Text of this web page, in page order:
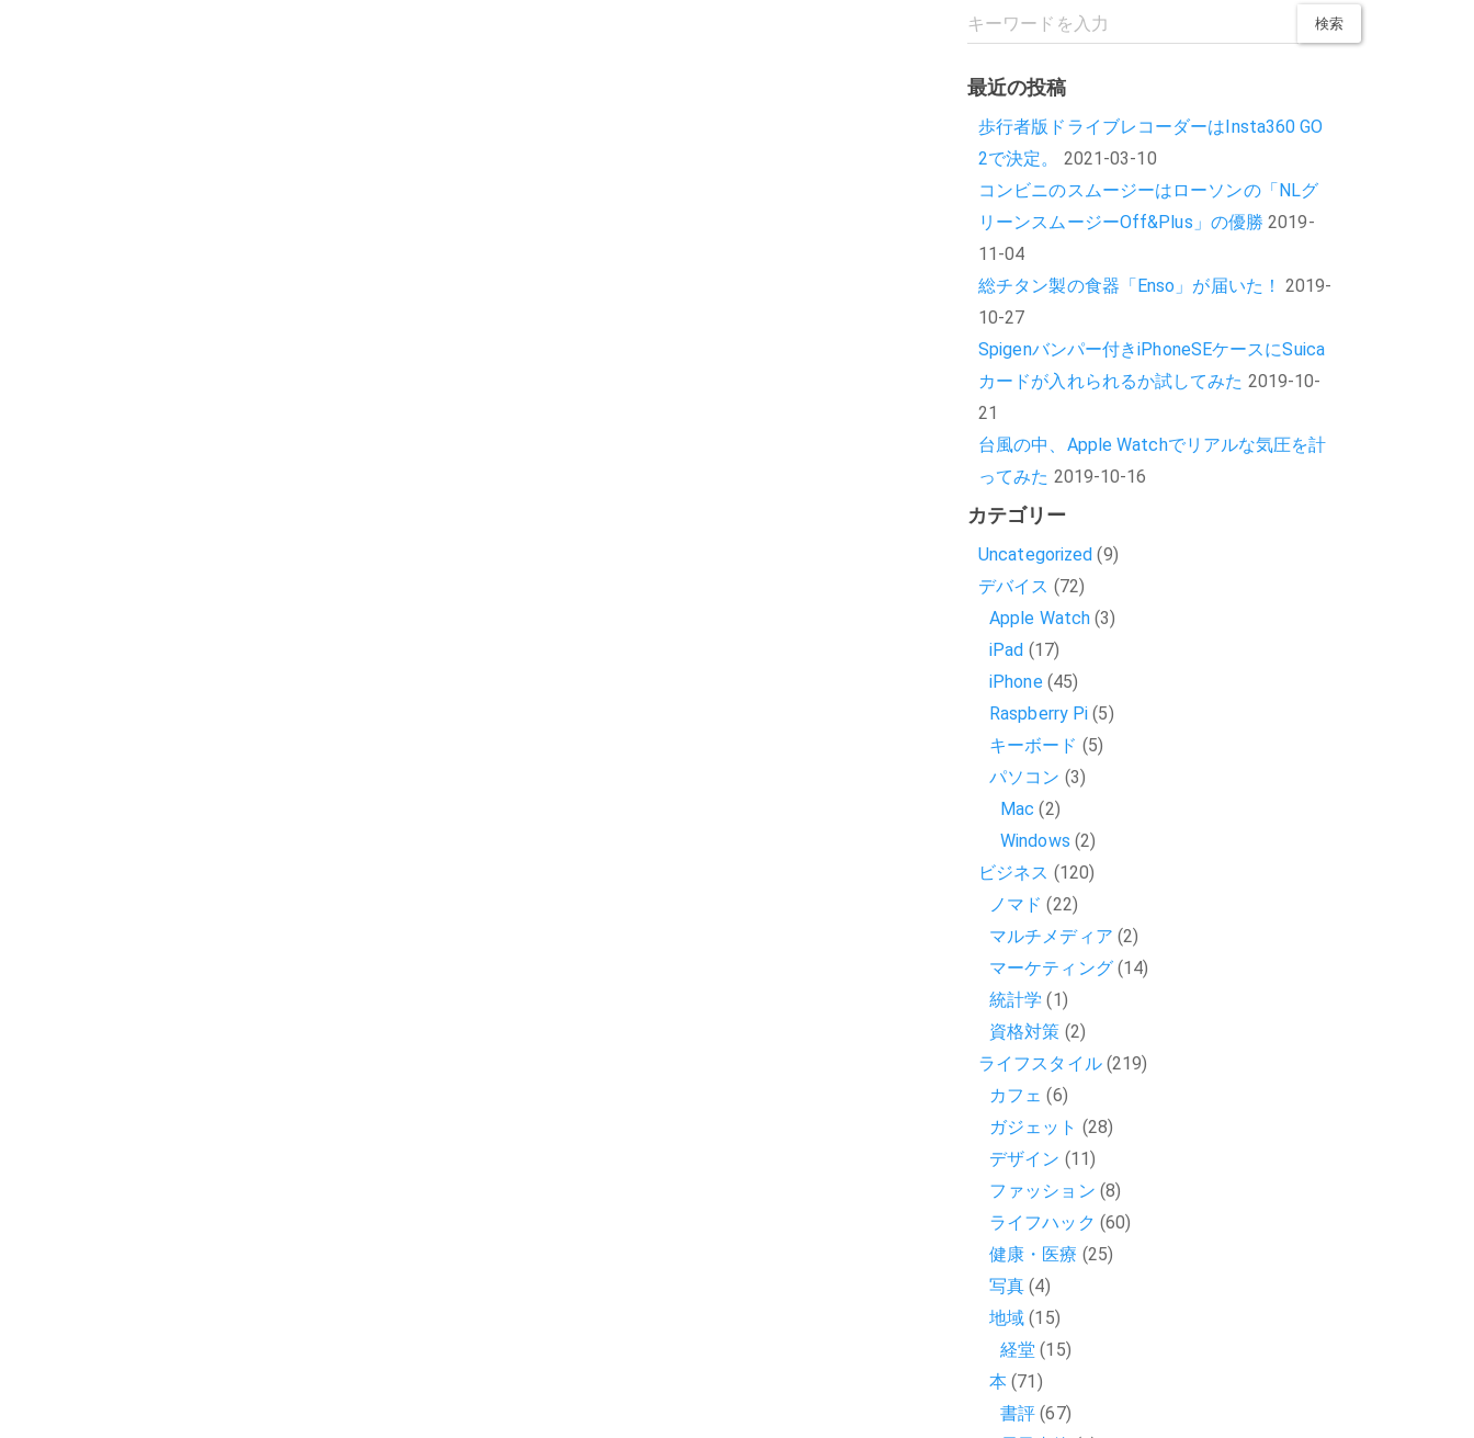
最近の投稿
歩行者版ドライブレコーダーはInsta360 GO
2で決定。
2021-03-10
コンビニのスムージーはローソンの「NLグ
リーンスムージーOff&Plus」の優勝 2019-
11-04
総チタン製の食器「Enso」が届いた！ 2019-
10-27
Spigenバンパー付きiPhoneSEケースにSuica
カードが入れられるか試してみた 2019-10-
21
台風の中、Apple Watchでリアルな気圧を計
ってみた 2019-10-16
カテゴリー
Uncategorized (9)
デバイス (72)
Apple Watch (3)
iPad (17)
iPhone(45)
Raspberry Pi (5)
キーボード (5)
パソコン (3)
Mac (2)
Windows (2)
ビジネス (120)
ノマド (22)
マルチメディア (2)
マーケティング(14)
統計学 (1)
資格対策 (2)
ライフスタイル(219)
カフェ (6)
ガジェット (28)
デザイン (11)
ファッション (8)
ライフハック (60)
健康・医療 (25)
写真 (4)
地域 (15)
経堂 (15)
本 (71)
書評 (67)